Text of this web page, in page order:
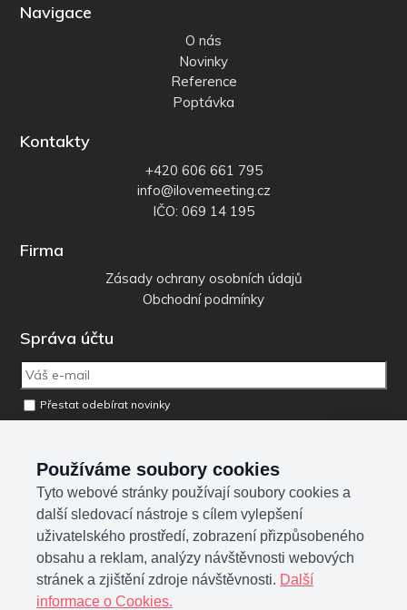
Navigace
O nás
Novinky
Reference
Poptávka
Kontakty
+420 606 661 795
info@ilovemeeting.cz
IČO: 069 14 195
Firma
Zásady ochrany osobních údajů
Obchodní podmínky
Správa účtu
Přestat odebírat novinky
Sociální sítě
Používáme soubory cookies
Tyto webové stránky používají soubory cookies a
další sledovací nástroje s cílem vylepšení
uživatelského prostředí, zobrazení přizpůsobeného
obsahu a reklam, analýzy návštěvnosti webových
stránek a zjištění zdroje návštěvnosti. Další
informace o Cookies.